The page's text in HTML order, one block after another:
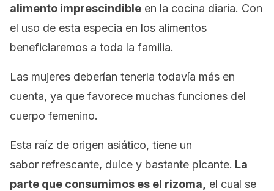
alimento imprescindible en la cocina diaria. Con
el uso de esta especia en los alimentos
beneficiaremos a toda la familia.
Las mujeres deberían tenerla todavía más en
cuenta, ya que favorece muchas funciones del
cuerpo femenino.
Esta raíz de origen asiático, tiene un
sabor refrescante, dulce y bastante picante. La
parte que consumimos es el rizoma,
el cual se